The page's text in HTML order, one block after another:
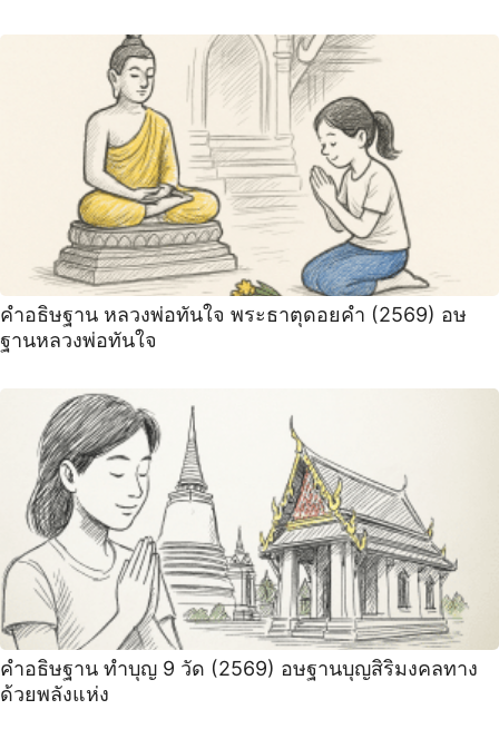
คำอธิษฐาน หลวงพ่อทันใจ พระธาตุดอยคำ (2569) อษ
ฐานหลวงพ่อทันใจ
คำอธิษฐาน ทำบุญ 9 วัด (2569) อษฐานบุญสิริมงคลทาง
ด้วยพลังแห่ง